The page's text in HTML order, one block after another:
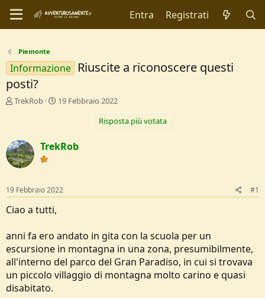
Entra Registrati
Piemonte
Informazione
Riuscite a riconoscere questi
posti?
C
t
o
r
D
i
s
s
s
i
o
n
e
TrekRob
D
d
i
i
z
19 Febbraio 2022
Risposta più votata
TrekRob
19 Febbraio 2022 #1
Ciao a tutti,
anni fa ero andato in gita con la scuola per un
escursione in montagna in una zona, presumibilmente,
all'interno del parco del Gran Paradiso, in cui si trovava
un piccolo villaggio di montagna molto carino e quasi
disabitato.